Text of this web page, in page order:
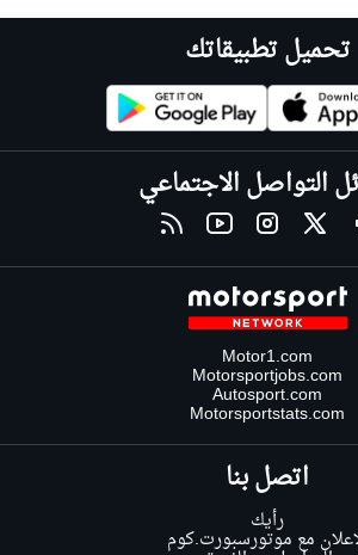
تحميل تطبيقاتك
التواصل الاجتماعي
Motor1.com
Motorsportjobs.com
Autosport.com
Motorsportstats.com
اتصل بنا
رأيك
مع موتورسبورت.كوم